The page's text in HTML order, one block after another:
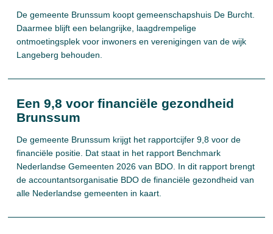
De gemeente Brunssum koopt gemeenschapshuis De Burcht.
Daarmee blijft een belangrijke, laagdrempelige
ontmoetingsplek voor inwoners en verenigingen van de wijk
Langeberg behouden.
Een 9,8 voor financiële gezondheid
Brunssum
De gemeente Brunssum krijgt het rapportcijfer 9,8 voor de
financiële positie. Dat staat in het rapport Benchmark
Nederlandse Gemeenten 2026 van BDO. In dit rapport brengt
de accountantsorganisatie BDO de financiële gezondheid van
alle Nederlandse gemeenten in kaart.